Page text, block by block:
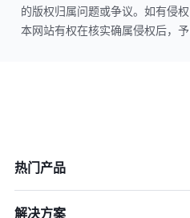
的版权归属问题或争议。如有侵权
本网站有权在核实确属侵权后，予
热门产品
解决方案